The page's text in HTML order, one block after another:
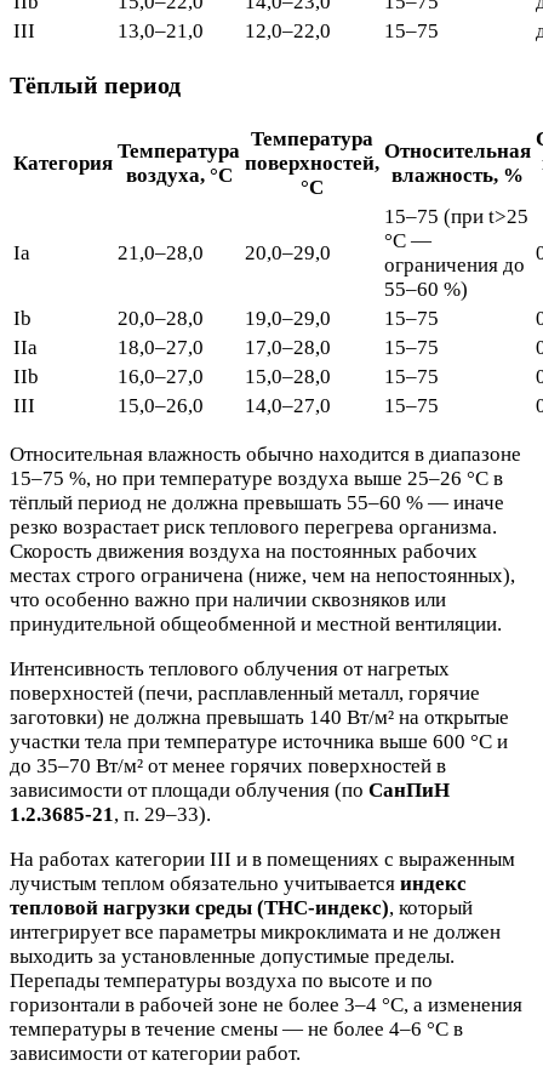
III
13,0–21,0 12,0–22,0 15–75
Тёплый период
Категория
Температура
воздуха, °C
Температура
поверхностей,
°C
Относительная
влажность, %
Ia 21,0–28,0 20,0–29,0
15–75 (при t>25
°C —
ограничения до
55–60 %)
Ib 20,0–28,0 19,0–29,0 15–75
IIa
18,0–27,0 17,0–28,0 15–75
IIb
16,0–27,0 15,0–28,0 15–75
III
15,0–26,0 14,0–27,0 15–75
Относительная влажность обычно находится в диапазоне
15–75 %, но при температуре воздуха выше 25–26 °C в
тёплый период не должна превышать 55–60 % — иначе
резко возрастает риск теплового перегрева организма.
Скорость движения воздуха на постоянных рабочих
местах строго ограничена (ниже, чем на непостоянных),
что особенно важно при наличии сквозняков или
принудительной общеобменной и местной вентиляции.
Интенсивность теплового облучения от нагретых
поверхностей (печи, расплавленный металл, горячие
заготовки) не должна превышать 140 Вт/м² на открытые
участки тела при температуре источника выше 600 °C и
до 35–70 Вт/м² от менее горячих поверхностей в
зависимости от площади облучения (по СанПиН
1.2.3685-21, п. 29–33).
На работах категории III и в помещениях с выраженным
лучистым теплом обязательно учитывается индекс
тепловой нагрузки среды (ТНС-индекс), который
интегрирует все параметры микроклимата и не должен
выходить за установленные допустимые пределы.
Перепады температуры воздуха по высоте и по
горизонтали в рабочей зоне не более 3–4 °C, а изменения
температуры в течение смены — не более 4–6 °C в
зависимости от категории работ.